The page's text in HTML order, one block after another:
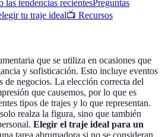
las tendencias recientesPreguntas
tu traje ideal📺 Recursos
que se utiliza en ocasiones que
y sofisticación. Esto incluye eventos
de negocios. La elección correcta del
que causemos, por lo que es
tipos de trajes y lo que representan.
realza la figura, sino que también
Elegir el traje ideal para un